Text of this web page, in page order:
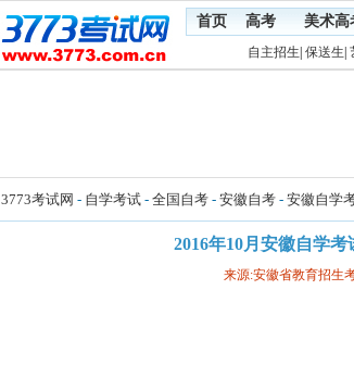
首页 高考 美术高
自主招生 保送生
3773考试网 - 自学考试 - 全国自考 - 安徽自考 - 安徽自学
2016年10月安徽自学
来源:安徽省教育招生